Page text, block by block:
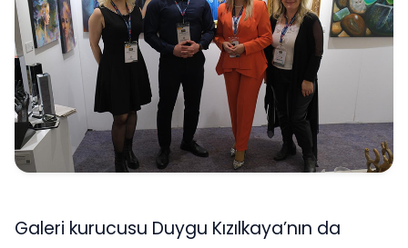
Galeri kurucusu Duygu Kızılkaya’nın da